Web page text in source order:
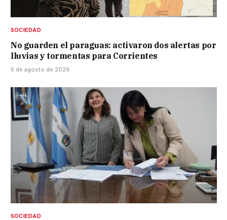
SOCIEDAD
No guarden el paraguas: activaron dos alertas por
lluvias y tormentas para Corrientes
5 de agosto de 2026
SOCIEDAD